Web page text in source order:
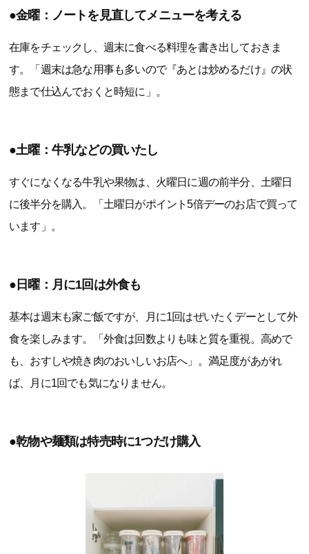
●金曜：ノートを見直してメニューを考える
在庫をチェックし、週末に食べる料理を書き出しておきま
す。「週末は急な用事も多いので『あとは炒めるだけ』の状
態まで仕込んでおくと時短に」。
●土曜：牛乳などの買いたし
すぐになくなる牛乳や果物は、火曜日に週の前半分、土曜日
に後半分を購入。「土曜日がポイント5倍デーのお店で買って
います」。
●日曜：月に1回は外食も
基本は週末も家ご飯ですが、月に1回はぜいたくデーとして外
食を楽しみます。「外食は回数よりも味と質を重視。高めで
も、おすしや焼き肉のおいしいお店へ」。満足度があがれ
ば、月に1回でも気になりません。
●乾物や麺類は特売時に1つだけ購入